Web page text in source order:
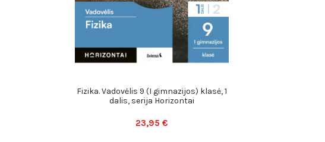
Fizika. Vadovėlis 9 (I gimnazijos) klasė, 1
dalis, serija Horizontai
23,95 €